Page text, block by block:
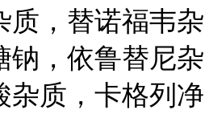
质，替诺福韦杂
钠，依鲁替尼杂
杂质，卡格列净